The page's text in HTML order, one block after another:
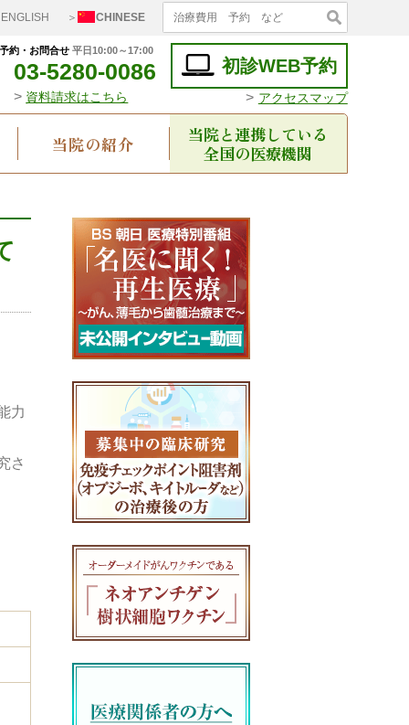
＞ CHINESE
約・お問合せ 平日10:00～17:00
03-5280-0086
> 資料請求はこちら
初診WEB予約
> アクセスマップ
当院の紹介
当院と連携している
全国の医療機関
力
さ